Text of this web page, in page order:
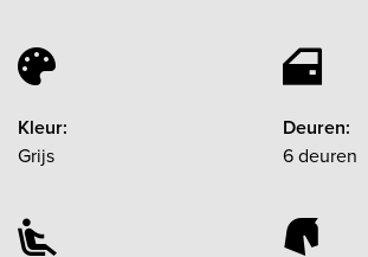
Kleur:
Grijs
Deuren:
6 deuren